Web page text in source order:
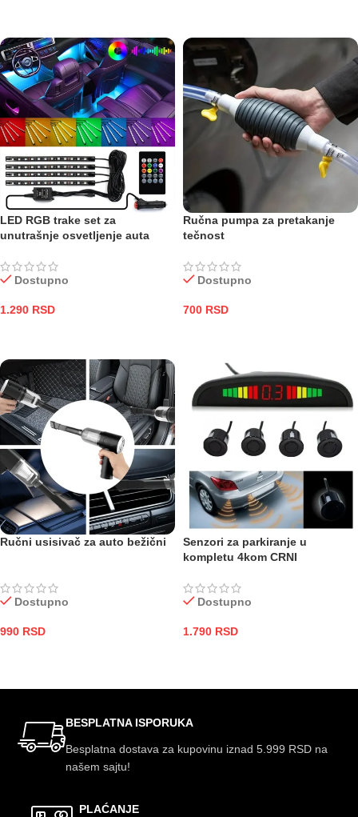
LED RGB trake set za
unutrašnje osvetljenje auta
Dostupno
1.290 RSD
Ručna pumpa za pretakanje
tečnost
Dostupno
700 RSD
Ručni usisivač za auto bežični
Dostupno
990 RSD
Senzori za parkiranje u
kompletu 4kom CRNI
Dostupno
1.790 RSD
BESPLATNA ISPORUKA
Besplatna dostava za kupovinu iznad 5.999 RSD na
našem sajtu!
PLAĆANJE